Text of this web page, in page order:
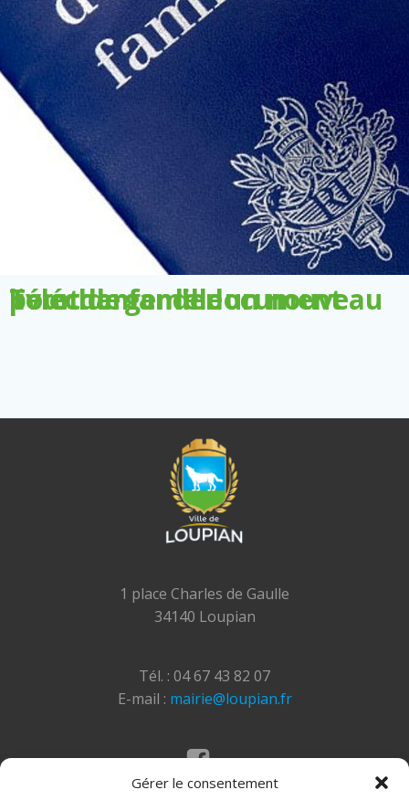
Gérer le consentement
Télécharger le document pour demander un nouveau livret de famille
1 place Charles de Gaulle
34140 Loupian
Tél. : 04 67 43 82 07
E-mail : mairie@loupian.fr